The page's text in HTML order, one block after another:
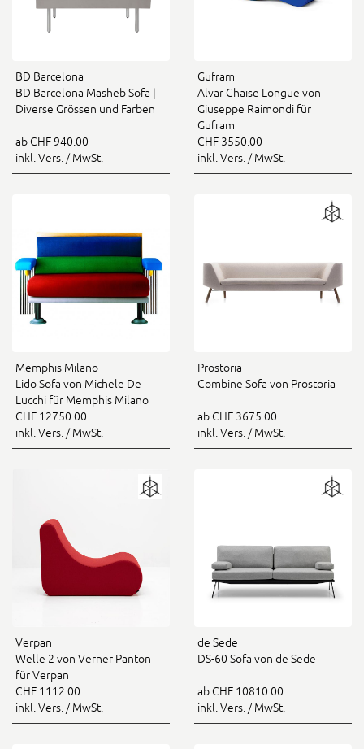
BD Barcelona
BD Barcelona Masheb Sofa |
Diverse Grössen und Farben
ab CHF 940.00
inkl. Vers. / MwSt.
Gufram
Alvar Chaise Longue von
Giuseppe Raimondi für
Gufram
CHF 3550.00
inkl. Vers. / MwSt.
Memphis Milano
Lido Sofa von Michele De
Lucchi für Memphis Milano
CHF 12750.00
inkl. Vers. / MwSt.
Prostoria
Combine Sofa von Prostoria
ab CHF 3675.00
inkl. Vers. / MwSt.
Verpan
Welle 2 von Verner Panton
für Verpan
CHF 1112.00
inkl. Vers. / MwSt.
de Sede
DS-60 Sofa von de Sede
ab CHF 10810.00
inkl. Vers. / MwSt.